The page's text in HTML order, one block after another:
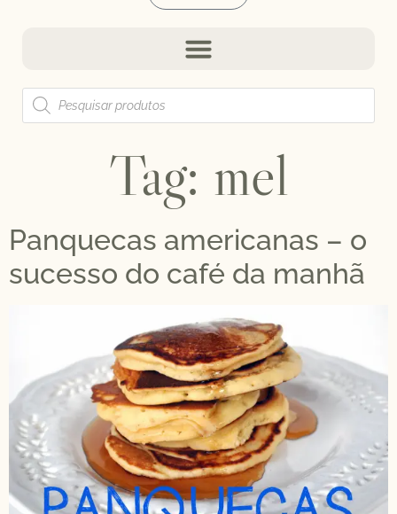
Tag: mel
Panquecas americanas – o
sucesso do café da manhã